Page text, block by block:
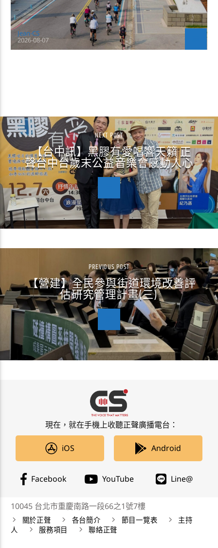
Jean-CS
2026-08-07
NEXT POST
【台中訊】黑膠有愛唱響天籟 正
聲台中台歲末公益音樂會感動人心
PREVIOUS POST
【營建】全民參與街道環境改善評
估研究管理計畫(三)
現在，就在手機上收聽正聲廣播電台：
iOS Android
Facebook YouTube Line@
10045 台北市重慶南路一段66之1號7樓
關於正聲
各台簡介 節目一覽表
主持
人
服務項目 聯絡正聲